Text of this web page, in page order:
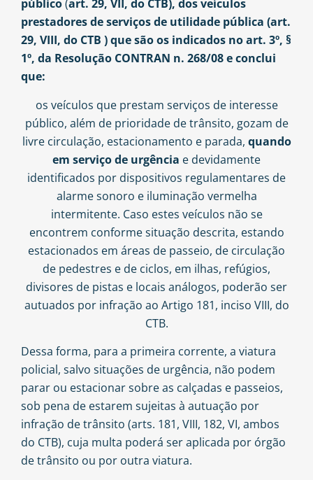
público(art. 29, VII, do CTB), dos veículos
prestadores de serviços de utilidade pública (art.
29, VIII, do CTB ) que são os indicados no art. 3º, §
1º, da Resolução CONTRAN n. 268/08 e conclui
que:
os veículos que prestam serviços de interesse
público, além de prioridade de trânsito, gozam de
livre circulação, estacionamento e parada, quando
em serviço de urgência e devidamente
identificados por dispositivos regulamentares de
alarme sonoro e iluminação vermelha
intermitente. Caso estes veículos não se
encontrem conforme situação descrita, estando
estacionados em áreas de passeio, de circulação
de pedestres e de ciclos, em ilhas, refúgios,
divisores de pistas e locais análogos, poderão ser
autuados por infração ao Artigo 181, inciso VIII, do
CTB.
Dessa forma, para a primeira corrente, a viatura
policial, salvo situações de urgência, não podem
parar ou estacionar sobre as calçadas e passeios,
sob pena de estarem sujeitas à autuação por
infração de trânsito (arts. 181, VIII, 182, VI, ambos
do CTB), cuja multa poderá ser aplicada por órgão
de trânsito ou por outra viatura.